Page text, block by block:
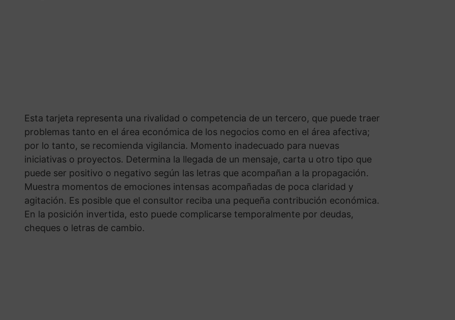
Esta tarjeta representa una rivalidad o competencia de un tercero, que puede traer
problemas tanto en el área económica de los negocios como en el área afectiva;
por lo tanto, se recomienda vigilancia. Momento inadecuado para nuevas
iniciativas o proyectos. Determina la llegada de un mensaje, carta u otro tipo que
puede ser positivo o negativo según las letras que acompañan a la propagación.
Muestra momentos de emociones intensas acompañadas de poca claridad y
agitación. Es posible que el consultor reciba una pequeña contribución económica.
En la posición invertida, esto puede complicarse temporalmente por deudas,
cheques o letras de cambio.